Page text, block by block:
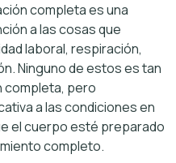
completa es una
a las cosas que
laboral, respiración,
Ninguno de estos es tan
completa, pero
a las condiciones en
el cuerpo esté preparado
completo.